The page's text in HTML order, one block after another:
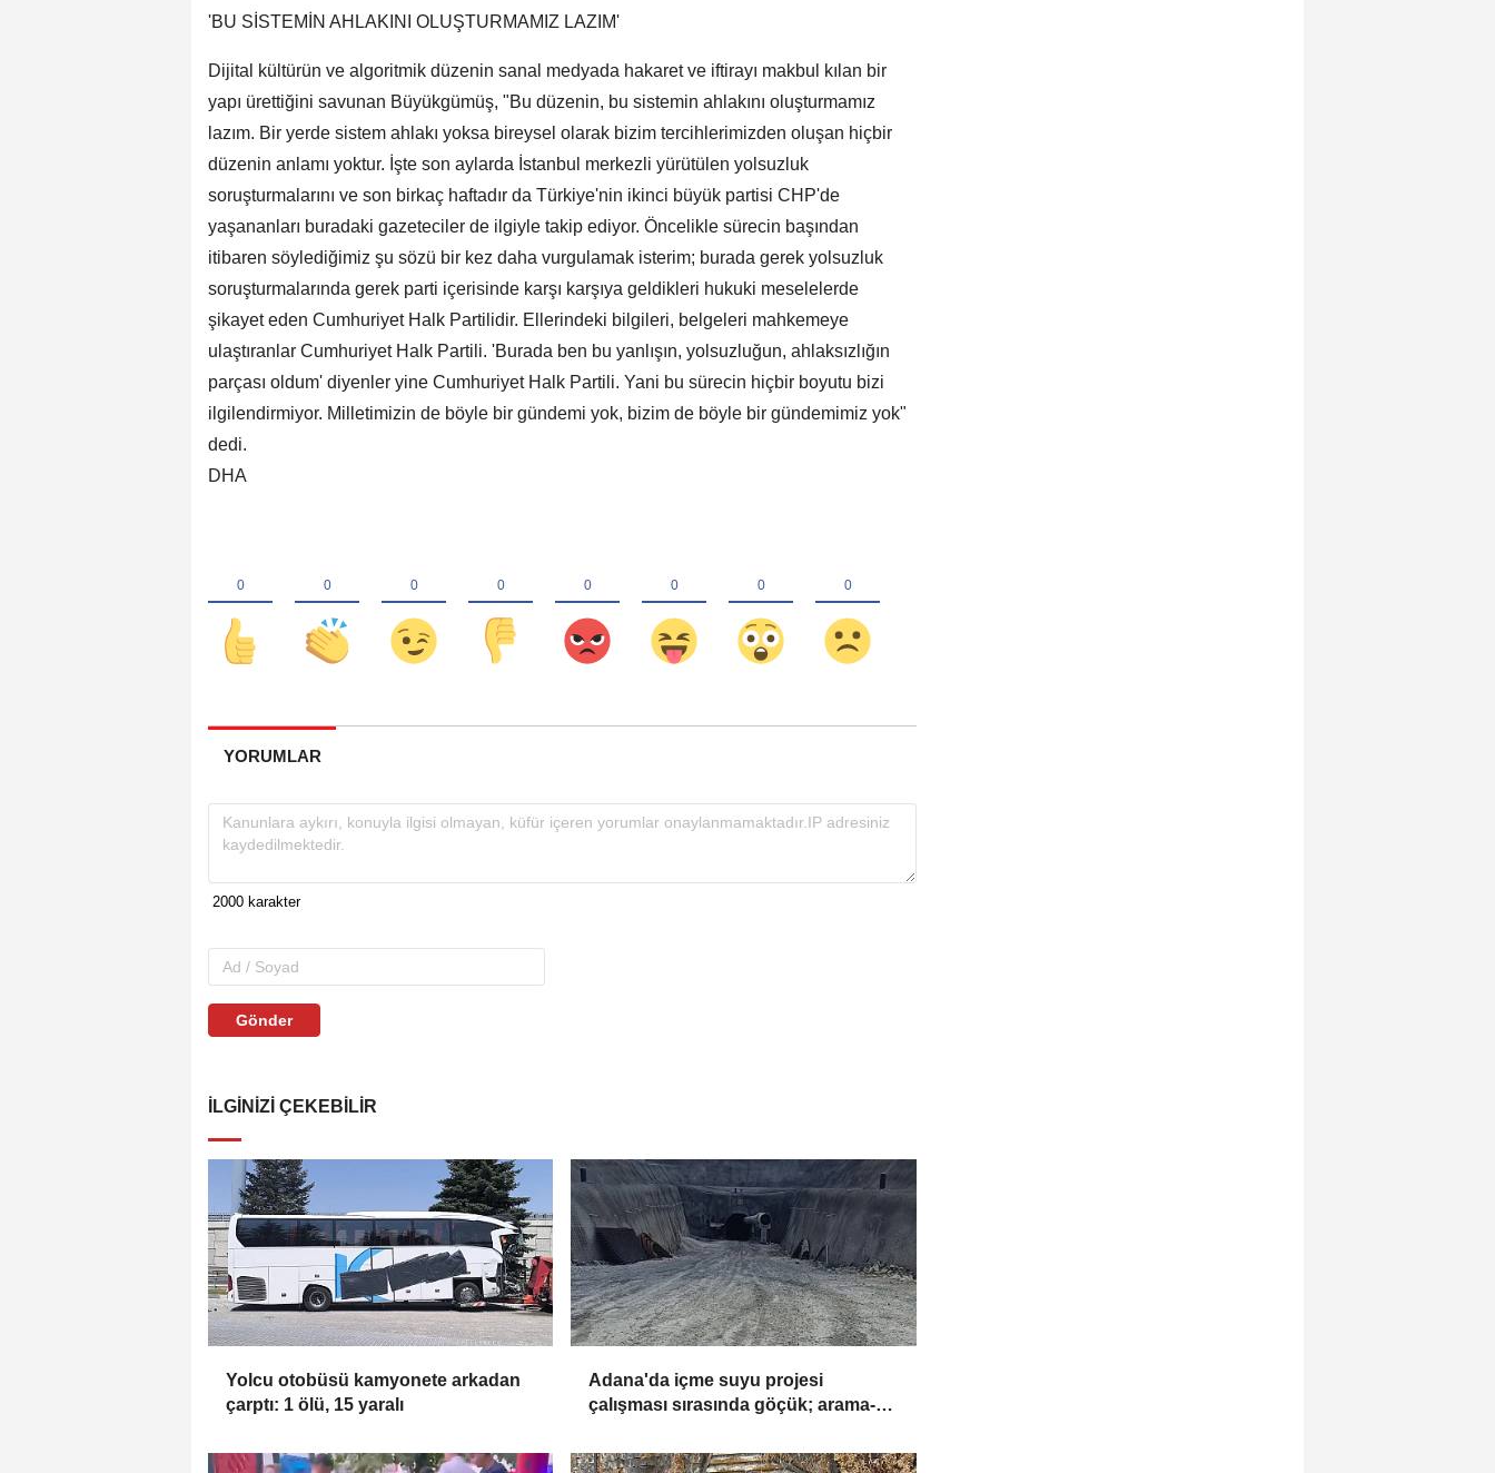
'BU SİSTEMİN AHLAKINI OLUŞTURMAMIZ LAZIM'
Dijital kültürün ve algoritmik düzenin sanal medyada hakaret ve iftirayı makbul kılan bir
yapı ürettiğini savunan Büyükgümüş, "Bu düzenin, bu sistemin ahlakını oluşturmamız
lazım. Bir yerde sistem ahlakı yoksa bireysel olarak bizim tercihlerimizden oluşan hiçbir
düzenin anlamı yoktur. İşte son aylarda İstanbul merkezli yürütülen yolsuzluk
soruşturmalarını ve son birkaç haftadır da Türkiye'nin ikinci büyük partisi CHP'de
yaşananları buradaki gazeteciler de ilgiyle takip ediyor. Öncelikle sürecin başından
itibaren söylediğimiz şu sözü bir kez daha vurgulamak isterim; burada gerek yolsuzluk
soruşturmalarında gerek parti içerisinde karşı karşıya geldikleri hukuki meselelerde
şikayet eden Cumhuriyet Halk Partilidir. Ellerindeki bilgileri, belgeleri mahkemeye
ulaştıranlar Cumhuriyet Halk Partili. 'Burada ben bu yanlışın, yolsuzluğun, ahlaksızlığın
parçası oldum' diyenler yine Cumhuriyet Halk Partili. Yani bu sürecin hiçbir boyutu bizi
ilgilendirmiyor. Milletimizin de böyle bir gündemi yok, bizim de böyle bir gündemimiz yok"
dedi.
DHA
YORUMLAR
Gönder
İLGINIZI ÇEKEBILIR
Yolcu otobüsü kamyonete arkadan
çarptı: 1 ölü, 15 yaralı
Adana'da içme suyu projesi
çalışması sırasında göçük; arama-